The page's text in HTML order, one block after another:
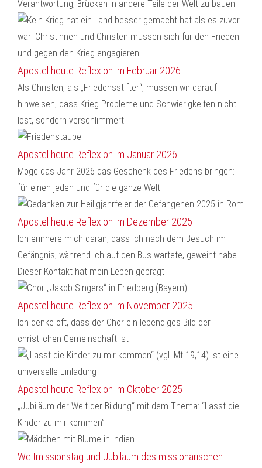
Verantwortung, Brücken in andere Teile der Welt zu bauen
Apostel heute Reflexion im Februar 2026
Als Christen, als „Friedensstifter“, müssen wir darauf
hinweisen, dass Krieg Probleme und Schwierigkeiten nicht
löst, sondern verschlimmert
Apostel heute Reflexion im Januar 2026
Möge das Jahr 2026 das Geschenk des Friedens bringen:
für einen jeden und für die ganze Welt
Apostel heute Reflexion im Dezember 2025
Ich erinnere mich daran, dass ich nach dem Besuch im
Gefängnis, während ich auf den Bus wartete, geweint habe.
Dieser Kontakt hat mein Leben geprägt
Apostel heute Reflexion im November 2025
Ich denke oft, dass der Chor ein lebendiges Bild der
christlichen Gemeinschaft ist
Apostel heute Reflexion im Oktober 2025
„Jubiläum der Welt der Bildung“ mit dem Thema: “Lasst die
Kinder zu mir kommen”
Weltmissionstag und Jubiläum des missionarischen